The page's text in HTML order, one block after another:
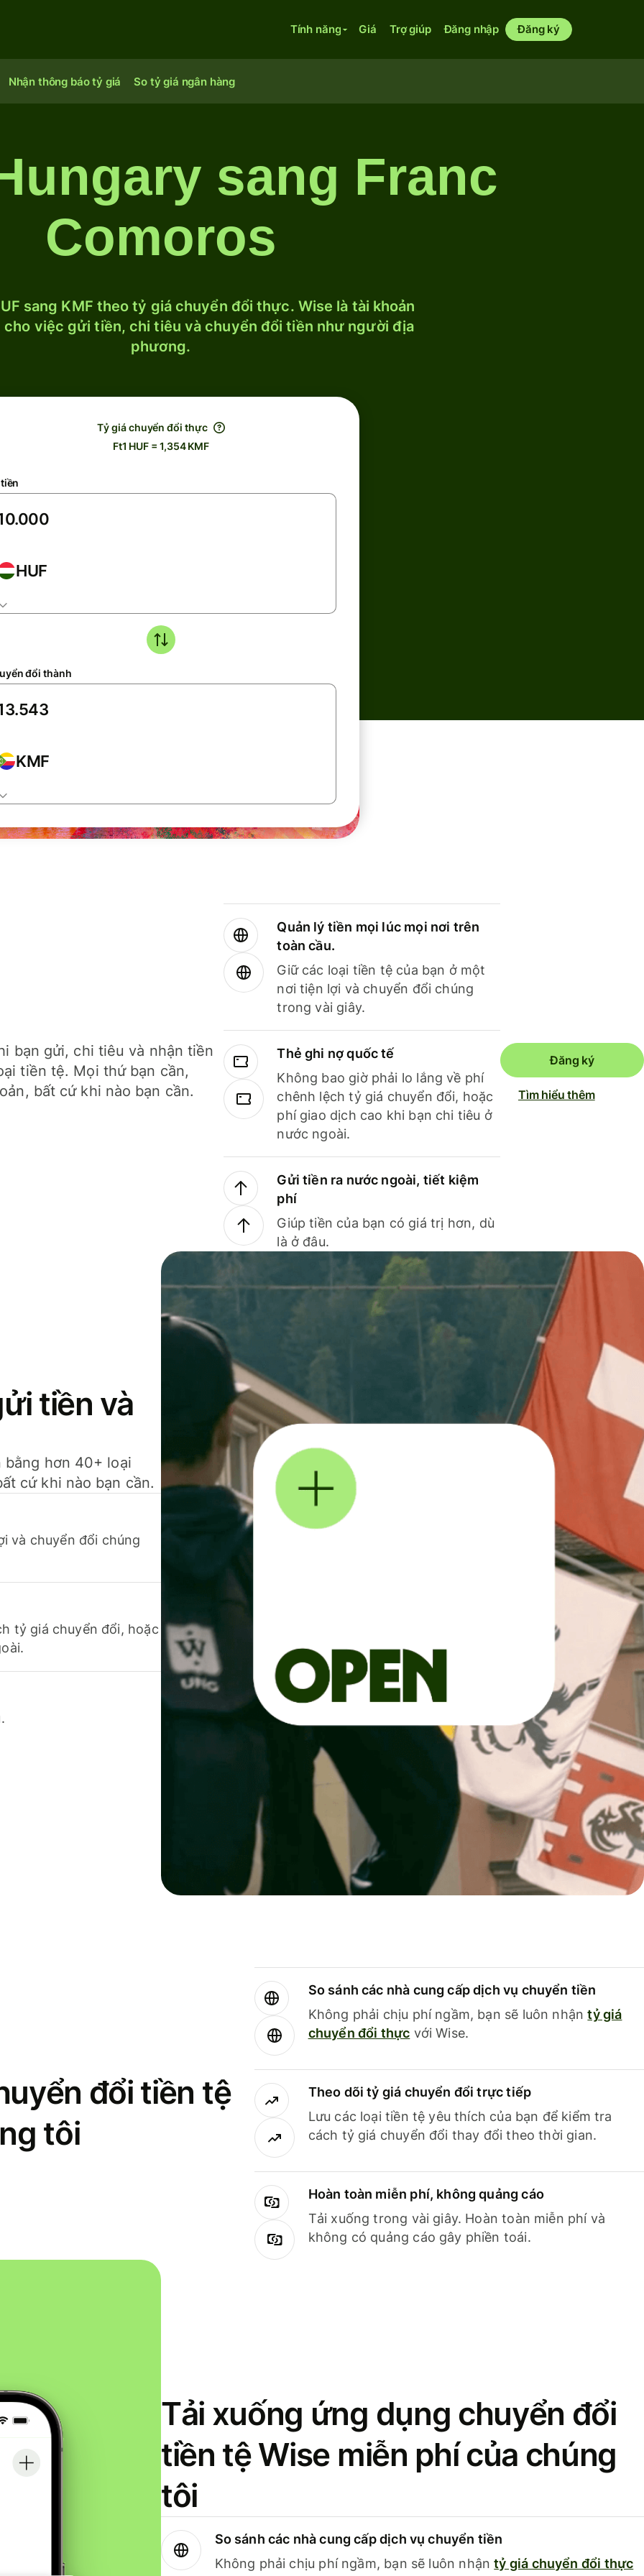
Tính năng Giá Trợ giúp Đăng nhập Đăng ký
Nhận thông báo tỷ giá So tỷ giá ngân hàng
sang Franc
Comoros
sang KMF theo tỷ giá chuyển đổi thực. Wise là tài khoản
việc gửi tiền, chi tiêu và chuyển đổi tiền như người địa
phương.
Tỷ giá chuyển đổi thực
Ft1 HUF = 1,354 KMF
HUF
đổi thành
KMF
bạn gửi, chi tiêu và nhận tiền
tiền tệ. Mọi thứ bạn cần,
bất cứ khi nào bạn cần.
Quản lý tiền mọi lúc mọi nơi trên
toàn cầu.
Giữ các loại tiền tệ của bạn ở một
nơi tiện lợi và chuyển đổi chúng
trong vài giây.
Thẻ ghi nợ quốc tế
Không bao giờ phải lo lắng về phí
chênh lệch tỷ giá chuyển đổi, hoặc
phí giao dịch cao khi bạn chi tiêu ở
nước ngoài.
Gửi tiền ra nước ngoài, tiết kiệm
phí
Giúp tiền của bạn có giá trị hơn, dù
là ở đâu.
Đăng ký
Tìm hiểu thêm
tiền và
hơn 40+ loại
cứ khi nào bạn cần.
và chuyển đổi chúng
tỷ giá chuyển đổi, hoặc
đổi tiền tệ
tôi
So sánh các nhà cung cấp dịch vụ chuyển tiền
Không phải chịu phí ngầm, bạn sẽ luôn nhậntỷ giá
chuyển đổi thực với Wise.
Theo dõi tỷ giá chuyển đổi trực tiếp
Lưu các loại tiền tệ yêu thích của bạn để kiểm tra
cách tỷ giá chuyển đổi thay đổi theo thời gian.
Hoàn toàn miễn phí, không quảng cáo
Tải xuống trong vài giây. Hoàn toàn miễn phí và
không có quảng cáo gây phiền toái.
Tải xuống ứng dụng chuyển đổi
tiền tệ Wise miễn phí của chúng
tôi
So sánh các nhà cung cấp dịch vụ chuyển tiền
Không phải chịu phí ngầm, bạn sẽ luôn nhậntỷ giá chuyển đổi thực